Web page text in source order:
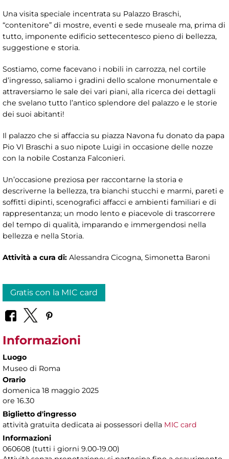
Una visita speciale incentrata su Palazzo Braschi,
“contenitore” di mostre, eventi e sede museale ma, prima di
tutto, imponente edificio settecentesco pieno di bellezza,
suggestione e storia.
Sostiamo, come facevano i nobili in carrozza, nel cortile
d’ingresso, saliamo i gradini dello scalone monumentale e
attraversiamo le sale dei vari piani, alla ricerca dei dettagli
che svelano tutto l’antico splendore del palazzo e le storie
dei suoi abitanti!
Il palazzo che si affaccia su piazza Navona fu donato da papa
Pio VI Braschi a suo nipote Luigi in occasione delle nozze
con la nobile Costanza Falconieri.
Un’occasione preziosa per raccontarne la storia e
descriverne la bellezza, tra bianchi stucchi e marmi, pareti e
soffitti dipinti, scenografici affacci e ambienti familiari e di
rappresentanza; un modo lento e piacevole di trascorrere
del tempo di qualità, imparando e immergendosi nella
bellezza e nella Storia.
Attività a cura di: Alessandra Cicogna, Simonetta Baroni
Gratis con la MIC card
Informazioni
Luogo
Museo di Roma
Orario
domenica 18 maggio 2025
ore 16.30
Biglietto d'ingresso
attività gratuita dedicata ai possessori della MIC card
Informazioni
060608 (tutti i giorni 9.00-19.00)